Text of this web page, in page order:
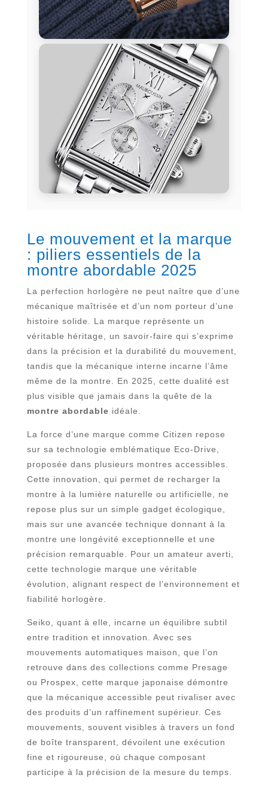
Le mouvement et la marque
: piliers essentiels de la
montre abordable 2025
La perfection horlogère ne peut naître que d’une
mécanique maîtrisée et d’un nom porteur d’une
histoire solide. La marque représente un
véritable héritage, un savoir-faire qui s’exprime
dans la précision et la durabilité du mouvement,
tandis que la mécanique interne incarne l’âme
même de la montre. En 2025, cette dualité est
plus visible que jamais dans la quête de la
montre abordable idéale.
La force d’une marque comme Citizen repose
sur sa technologie emblématique Eco-Drive,
proposée dans plusieurs montres accessibles.
Cette innovation, qui permet de recharger la
montre à la lumière naturelle ou artificielle, ne
repose plus sur un simple gadget écologique,
mais sur une avancée technique donnant à la
montre une longévité exceptionnelle et une
précision remarquable. Pour un amateur averti,
cette technologie marque une véritable
évolution, alignant respect de l’environnement et
fiabilité horlogère.
Seiko, quant à elle, incarne un équilibre subtil
entre tradition et innovation. Avec ses
mouvements automatiques maison, que l’on
retrouve dans des collections comme Presage
ou Prospex, cette marque japonaise démontre
que la mécanique accessible peut rivaliser avec
des produits d’un raffinement supérieur. Ces
mouvements, souvent visibles à travers un fond
de boîte transparent, dévoilent une exécution
fine et rigoureuse, où chaque composant
participe à la précision de la mesure du temps.